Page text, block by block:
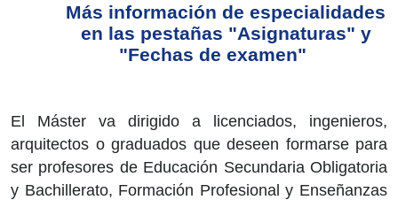
Más información de especialidades
en las pestañas "Asignaturas" y
"Fechas de examen"
El Máster va dirigido a licenciados, ingenieros,
arquitectos o graduados que deseen formarse para
ser profesores de Educación Secundaria Obligatoria
y Bachillerato, Formación Profesional y Enseñanzas